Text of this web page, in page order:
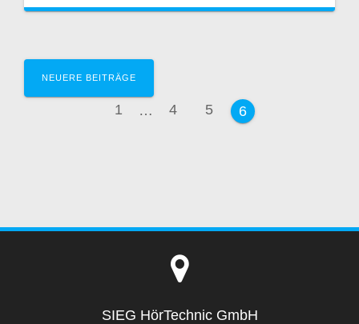
Beitragsnavigation
NEUERE BEITRÄGE
Seite
1 … Seite
4 Seite
5 Seite
6
SIEG HörTechnic GmbH